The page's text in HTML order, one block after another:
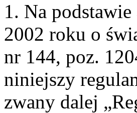
1. Na
2002 roku o
nr 144, poz.
niniejszy
zwany dalej